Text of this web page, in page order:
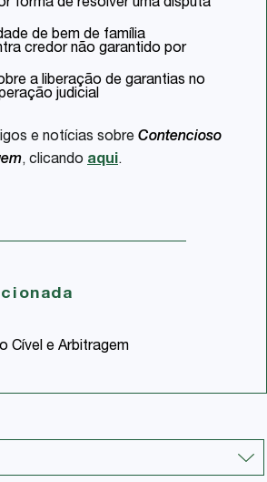
forma de resolver uma disputa
de bem de família
credor não garantido por
a liberação de garantias no
judicial
e notícias sobre Contencioso
, clicando aqui.
Cível e Arbitragem